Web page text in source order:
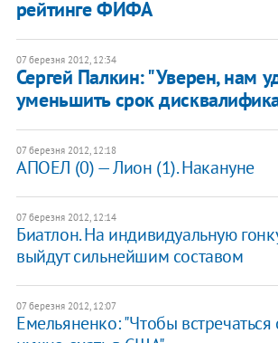
рейтинге ФИФА
07 березня 2012, 12:34
​​Сергей Палкин: "Уверен, нам
уменьшить срок
07 березня 2012, 12:18
АПОЕЛ (0) — Лион (1). Накануне
07 березня 2012, 12:14
Биатлон. На индивидуальную
выйдут сильнейшим составом
07 березня 2012, 12:07
Емельяненко: "Чтобы